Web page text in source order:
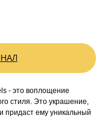
- это воплощение
стиля. Это украшение,
придаст ему уникальный